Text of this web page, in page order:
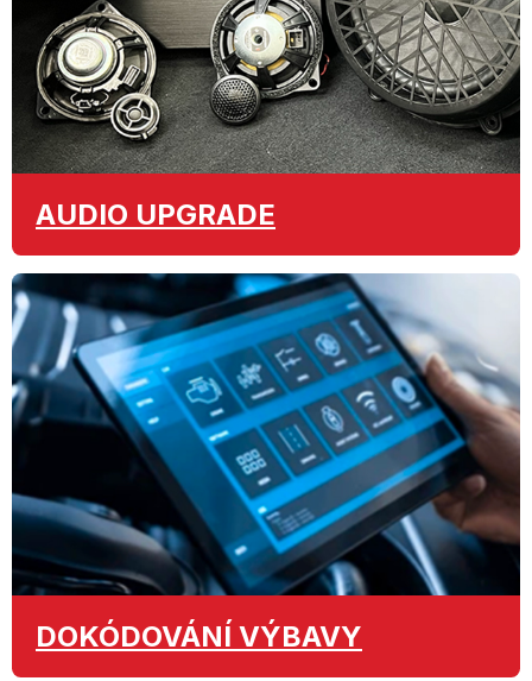
AUDIO UPGRADE
DOKÓDOVÁNÍ VÝBAVY